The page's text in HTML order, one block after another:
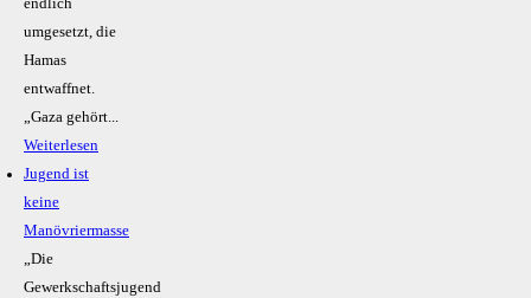
endlich
umgesetzt, die
Hamas
entwaffnet.
„Gaza gehört...
Weiterlesen
Jugend ist
keine
Manövriermasse
„Die
Gewerkschaftsjugend